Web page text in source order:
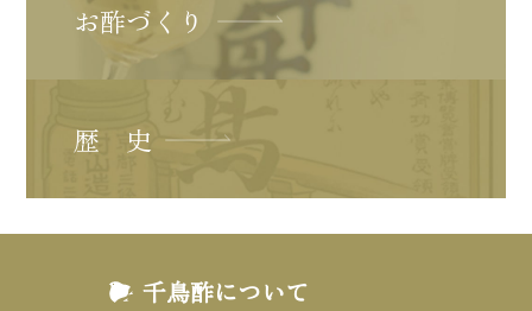
お酢づくり
歴 史
千鳥酢について